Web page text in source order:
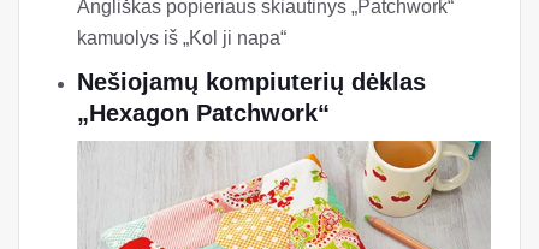
Angliškas popieriaus skiautinys „Patchwork“
kamuolys iš „Kol ji napa“
Nešiojamų kompiuterių dėklas
„Hexagon Patchwork“